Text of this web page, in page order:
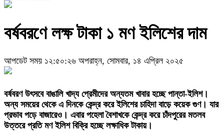
বর্ষবরণে লক্ষ টাকা ১ মণ ইলিশের দাম
আপডেট সময় ১২:৫০:২৬ অপরাহ্ন, সোমবার, ১৪ এপ্রিল ২০২৫
বর্ষবরণ উৎসবে বাঙালি খাদ্য প্রেমীদের অন্যতম খাবার হচ্ছে পান্তা-ইলিশ।
অন্য সময়ের থেকে এ দিনকে কেন্দ্র করে ইলিশের চাহিদা বাড়ে কয়েক গুণ। যার
প্রভাব পড়ে বাজারেও। এবার পহেলা বৈশাখকে কেন্দ্র করে চাঁদপুরের মতলব
উত্তরে প্রতি মণ ইলিশ বিক্রি হচ্ছে লক্ষাধিক টাকায়।